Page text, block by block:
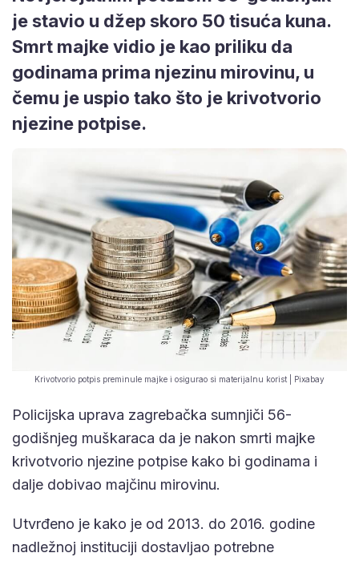
je stavio u džep skoro 50 tisuća kuna.
Smrt majke vidio je kao priliku da
godinama prima njezinu mirovinu, u
čemu je uspio tako što je krivotvorio
njezine potpise.
Krivotvorio potpis preminule majke i osigurao si materijalnu korist | Pixabay
Policijska uprava zagrebačka sumnjiči 56-
godišnjeg muškaraca da je nakon smrti majke
krivotvorio njezine potpise kako bi godinama i
dalje dobivao majčinu mirovinu.
Utvrđeno je kako je od 2013. do 2016. godine
nadležnoj instituciji dostavljao potrebne